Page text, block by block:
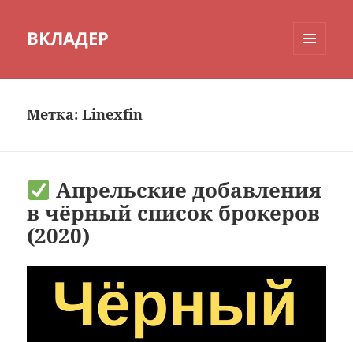
ВКЛАДЕР
Метка:Linexfin
Апрельские добавления
в чёрный список брокеров
(2020)